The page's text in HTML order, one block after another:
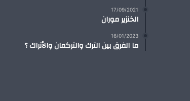
17/09/2021
الخنزير موران
16/01/2023
ما الفرق بين الترك والتركمان والأتراك ؟